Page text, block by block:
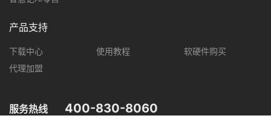
服务热线 400-830-8060
产品支持
下载中心 使用教程
软硬件购买
代理加盟